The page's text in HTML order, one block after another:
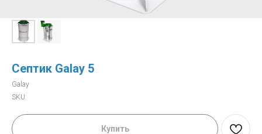
Септик Galay 5
Galay
SKU:
Купить